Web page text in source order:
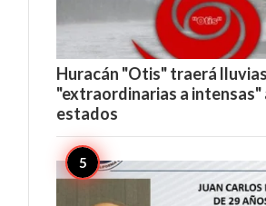
Huracán "Otis" traerá lluvias
"extraordinarias a intensas"
estados